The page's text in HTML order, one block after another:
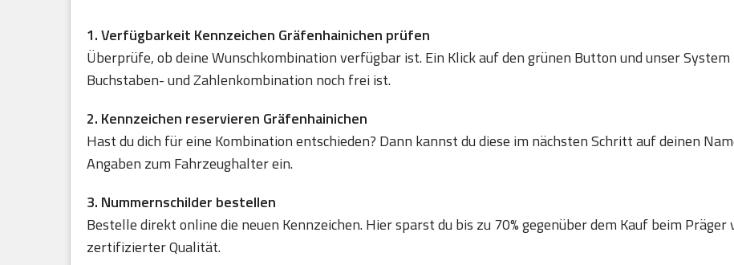
1. Verfügbarkeit Kennzeichen Gräfenhainichen prüfen
Überprüfe, ob deine Wunschkombination verfügbar ist. Ein Klick auf den grünen Button und unser
Buchstaben- und Zahlenkombination noch frei ist.
2. Kennzeichen reservieren Gräfenhainichen
Hast du dich für eine Kombination entschieden? Dann kannst du diese im nächsten Schritt auf deinen
Angaben zum Fahrzeughalter ein.
3. Nummernschilder bestellen
Bestelle direkt online die neuen Kennzeichen. Hier sparst du bis zu 70% gegenüber dem Kauf beim
zertifizierter Qualität.